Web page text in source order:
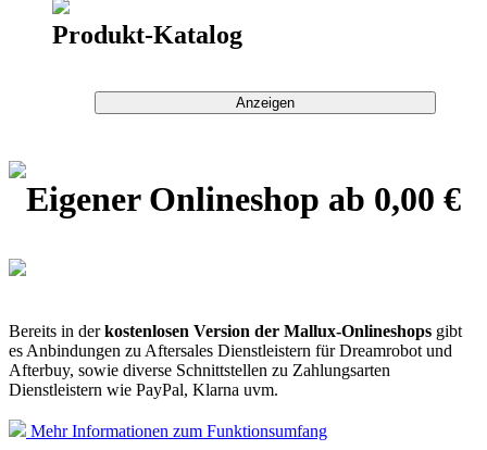
Produkt-Katalog
Eigener Onlineshop ab 0,00 €
Bereits in derkostenlosen Version der Mallux-Onlineshops gibt
es Anbindungen zu Aftersales Dienstleistern für Dreamrobot und
Afterbuy, sowie diverse Schnittstellen zu Zahlungsarten
Dienstleistern wie PayPal, Klarna uvm.
Mehr Informationen zum Funktionsumfang